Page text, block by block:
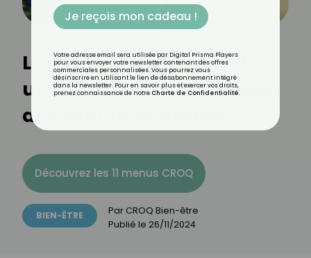
Les bienfaits de la myrte :
une plante emblématique
aux multiples vertus
Découvrez les 11 menus CROQ
BIEN-ÊTRE Par CROQ Bien-être
Publié le 26/11/2024
Je reçois mon cadeau !
Votre adresse email sera utilisée par Digital Prisma Players
pour vous envoyer votre newsletter contenant des offres
commerciales personnalisées. Vous pourrez vous
désinscrire en utilisant le lien de désabonnement intégré
dans la newsletter. Pour en savoir plus et exercer vos droits,
prenez connaissance de notre Charte de Confidentialité.